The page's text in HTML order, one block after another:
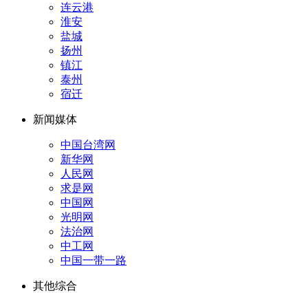
连云港
淮安
盐城
扬州
镇江
泰州
宿迁
新闻媒体
中国台湾网
新华网
人民网
求是网
中国网
光明网
法治网
中工网
中国一带一路
其他综合